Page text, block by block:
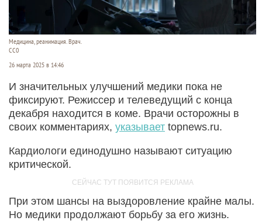
Медицина, реанимация. Врач.
CC0
26 марта 2025 в 14:46
И значительных улучшений медики пока не
фиксируют. Режиссер и телеведущий с конца
декабря находится в коме. Врачи осторожны в
своих комментариях, указывает topnews.ru.
Кардиологи единодушно называют ситуацию
критической.
При этом шансы на выздоровление крайне малы.
Но медики продолжают борьбу за его жизнь.